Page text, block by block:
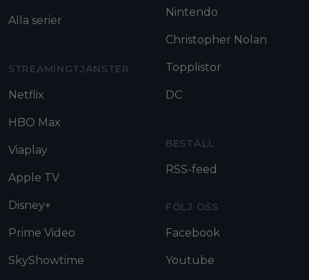
Alla serier
STREAMINGTJÄNSTER
Netflix
HBO Max
Viaplay
Apple TV
Disney+
Prime Video
SkyShowtime
Nintendo
Christopher Nolan
Topplistor
DC
BESTÄLL
RSS-feed
FÖLJ OSS
Facebook
Youtube